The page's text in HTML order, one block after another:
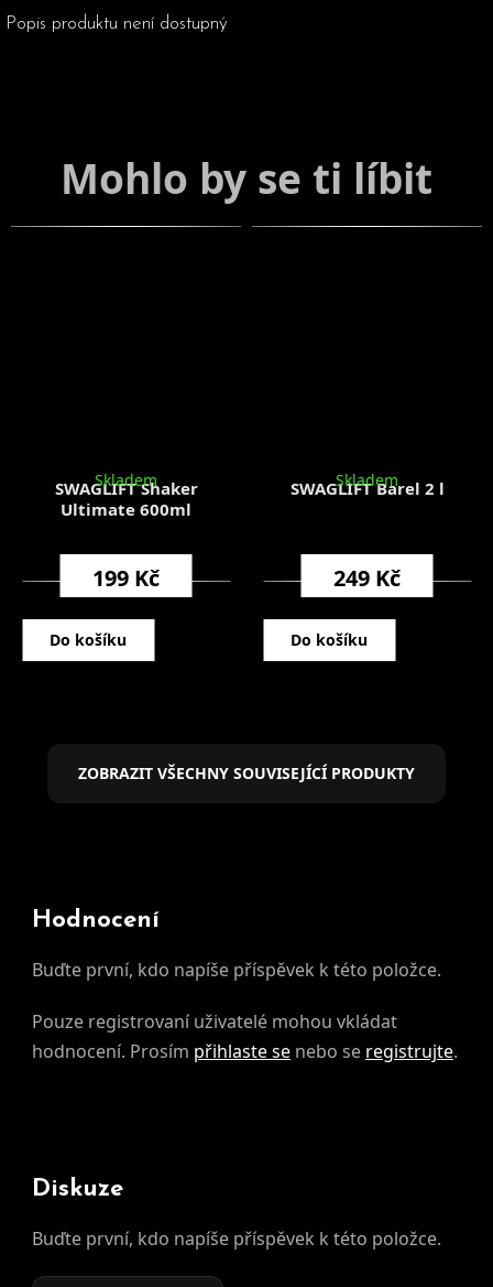
Popis produktu není dostupný
SWAGLIFT Shaker
Ultimate 600ml
Skladem
199 Kč
Do košíku
SWAGLIFT Barel 2 l
Skladem
249 Kč
Do košíku
ZOBRAZIT VŠECHNY SOUVISEJÍCÍ PRODUKTY
Hodnocení
Buďte první, kdo napíše příspěvek k této položce.
Pouze registrovaní uživatelé mohou vkládat
hodnocení. Prosím přihlaste se nebo se registrujte.
Diskuze
Buďte první, kdo napíše příspěvek k této položce.